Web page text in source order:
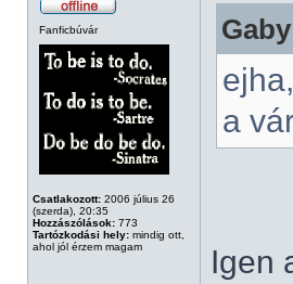
Fanficbúvár
Csatlakozott: 2006 július 26
(szerda), 20:35
Hozzászólások: 773
Tartózkodási hely: mindig ott,
ahol jól érzem magam
a
Igen